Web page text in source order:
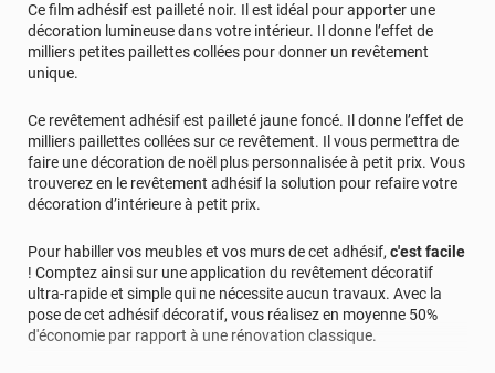
Ce film adhésif est pailleté noir. Il est idéal pour apporter une
décoration lumineuse dans votre intérieur. Il donne l’effet de
milliers petites paillettes collées pour donner un revêtement
unique.
Ce revêtement adhésif est pailleté jaune foncé. Il donne l’effet de
milliers paillettes collées sur ce revêtement. Il vous permettra de
faire une décoration de noël plus personnalisée à petit prix. Vous
trouverez en le revêtement adhésif la solution pour refaire votre
décoration d’intérieure à petit prix.
Pour habiller vos meubles et vos murs de cet adhésif, c'est facile
! Comptez ainsi sur une application du revêtement décoratif
ultra-rapide et simple qui ne nécessite aucun travaux. Avec la
pose de cet adhésif décoratif, vous réalisez en moyenne 50%
d'économie par rapport à une rénovation classique.